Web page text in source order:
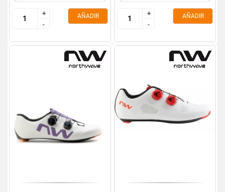
+
-
+
-
AÑADIR
+
-
+
-
AÑADIR